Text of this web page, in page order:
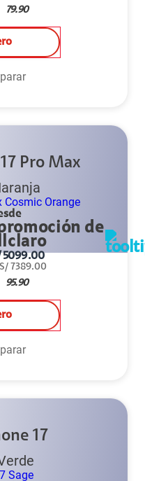
79.90
Pro Max
5099.00
S/ 7389.00
95.90
17